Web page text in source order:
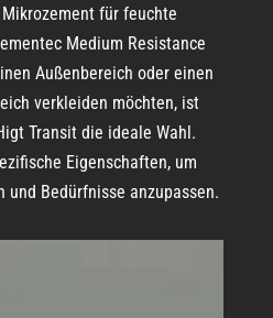
für feuchte
Medium Resistance
Außenbereich oder einen
verkleiden möchten, ist
Transit die ideale Wahl.
Eigenschaften, um
und Bedürfnisse anzupassen.